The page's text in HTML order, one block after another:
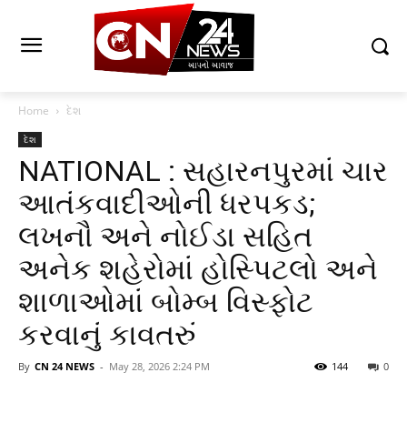
Home દેશ
દેશ
NATIONAL : સહારનપુરમાં ચાર
આતંકવાદીઓની ધરપકડ;
લખનૌ અને નોઈડા સહિત
અનેક શહેરોમાં હોસ્પિટલો અને
શાળાઓમાં બોમ્બ વિસ્ફોટ
કરવાનું કાવતરું
By CN 24 NEWS - May 28, 2026 2:24 PM 0
144